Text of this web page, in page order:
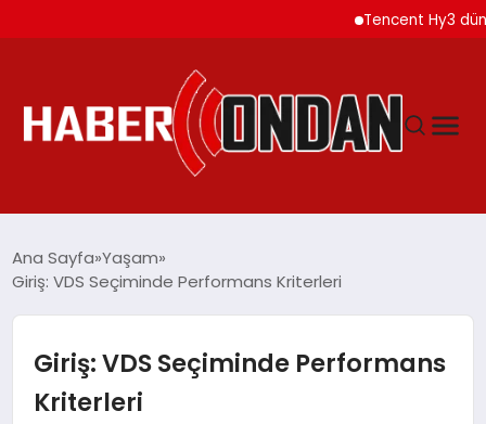
Tencent Hy3 dünya
DÜNYA
Ana Sayfa Yaşam
Giriş: VDS Seçiminde Performans Kriterleri
Giriş: VDS Seçiminde Performans
Kriterleri